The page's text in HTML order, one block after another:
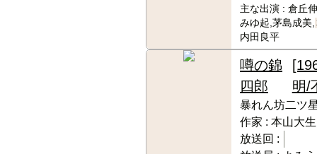
主な出演 : 倉丘
みゆ起,茅島成美,
内田良平
噂の錦
四郎
明/
暴れん坊二ツ
作家 : 本山大
放送回 :